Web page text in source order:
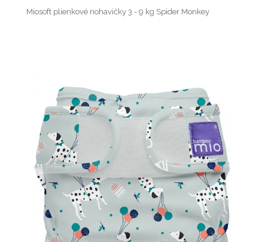
Miosoft plienkové nohavičky 3 - 9 kg Spider Monkey